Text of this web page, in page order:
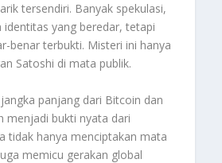
tersendiri. Banyak spekulasi,
identitas yang beredar, tetapi
benar terbukti. Misteri ini hanya
Satoshi di mata publik.
panjang dari Bitcoin dan
menjadi bukti nyata dari
tidak hanya menciptakan mata
memicu gerakan global